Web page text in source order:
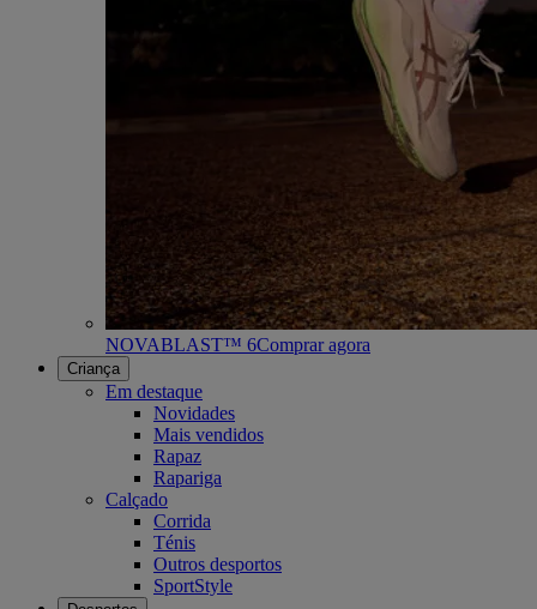
NOVABLAST™ 6Comprar agora
Criança
Em destaque
Novidades
Mais vendidos
Rapaz
Rapariga
Calçado
Corrida
Ténis
Outros desportos
SportStyle